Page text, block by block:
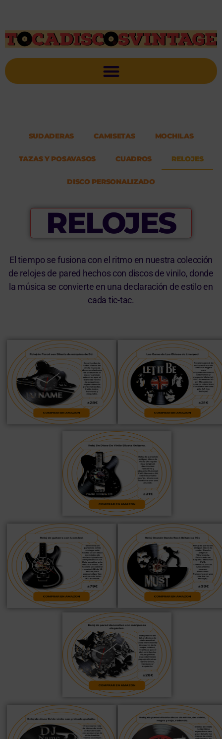
SUDADERAS CAMISETAS MOCHILAS
TAZAS Y POSAVASOS CUADROS RELOJES
DISCO PERSONALIZADO
RELOJES
El tiempo se fusiona con el ritmo en nuestra colección
de relojes de pared hechos con discos de vinilo, donde
la música se convierte en una declaración de estilo en
cada tic-tac.